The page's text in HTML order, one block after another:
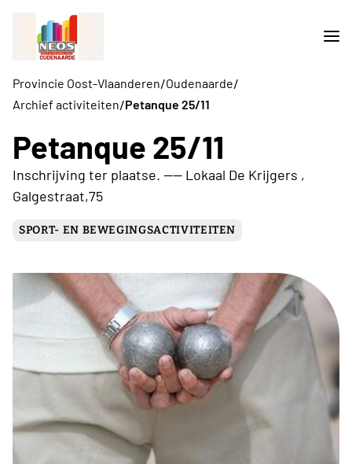
Provincie Oost-Vlaanderen/Oudenaarde/
Archief activiteiten/Petanque 25/11
Petanque 25/11
Inschrijving ter plaatse. ---- Lokaal De Krijgers ,
Galgestraat,75
SPORT- EN BEWEGINGSACTIVITEITEN